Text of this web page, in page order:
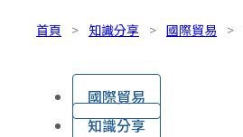
首頁 > 知識分享 > 國際貿易 >
國際貿易
知識分享